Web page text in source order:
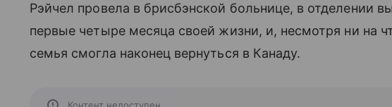
Рэйчел провела в брисбэнской больнице, в отделении
первые четыре месяца своей жизни, и, несмотря ни на
семья смогла наконец вернуться в Канаду.